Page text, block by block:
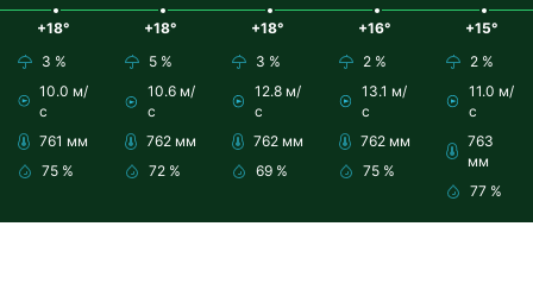
+18°
3 %
10.0 м/
с
761 мм
75 %
+18°
5 %
10.6 м/
с
762 мм
72 %
+18°
3 %
12.8 м/
с
762 мм
69 %
+16°
2 %
13.1 м/
с
762 мм
75 %
+15°
2 %
11.0 м/
с
763
мм
77 %